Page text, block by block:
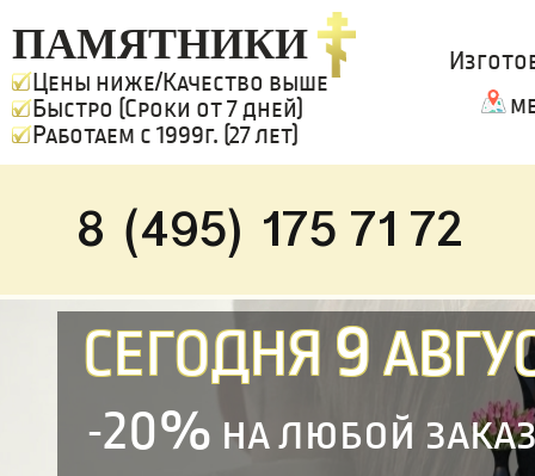
ПАМЯТНИКИ
Цены ниже/Качество выше
Быстро (Сроки от 7 дней)
Работаем с 1999г. (27 лет)
8 (495) 175 71 72
СЕГОДНЯ 9
-20% на любой